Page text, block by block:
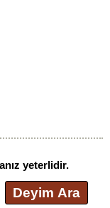
yeterlidir.
Deyim Ara